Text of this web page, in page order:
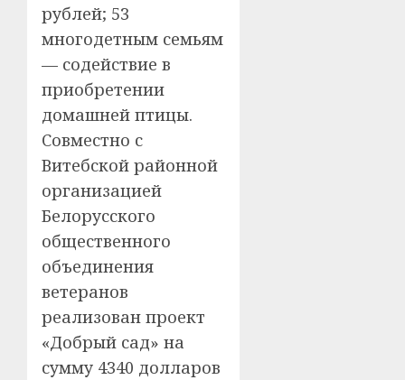
рублей; 53
многодетным семьям
— содействие в
приобретении
домашней птицы.
Совместно с
Витебской районной
организацией
Белорусского
общественного
объединения
ветеранов
реализован проект
«Добрый сад» на
сумму 4340 долларов